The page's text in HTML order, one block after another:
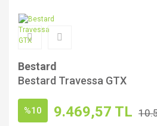
Bestard
Bestard Travessa GTX
%10 9.469,57 TL